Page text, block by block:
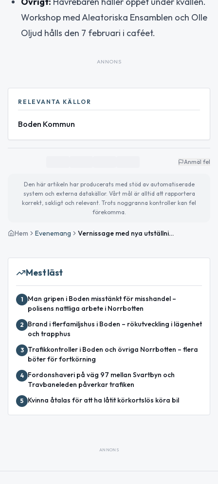
Workshop med Aleatoriska Ensamblen och Olle
Oljud hålls den 7 februari i caféet.
ANNONS
RELEVANTA KÄLLOR
Boden Kommun
Anmäl fel
Den här artikeln har producerats med stöd av automatiserade
system och externa datakällor. Vårt mål är alltid att rapportera
korrekt, sakligt och relevant. Trots noggranna kontroller kan fel
förekomma.
Hem Evenemang Vernissage med nya utställningar och textilateljé på Havremagasinet
Mest läst
1
Man gripen i Boden misstänkt för misshandel –
polisens nattliga arbete i Norrbotten
2
Brand i flerfamiljshus i Boden – rökutveckling i lägenhet
och trapphus
3
Trafikkontroller i Boden och övriga Norrbotten – flera
böter för fortkörning
4
Fordonshaveri på väg 97 mellan Svartbyn och
Travbaneleden påverkar trafiken
5 Kvinna åtalas för att ha låtit körkortslös köra bil
ANNONS